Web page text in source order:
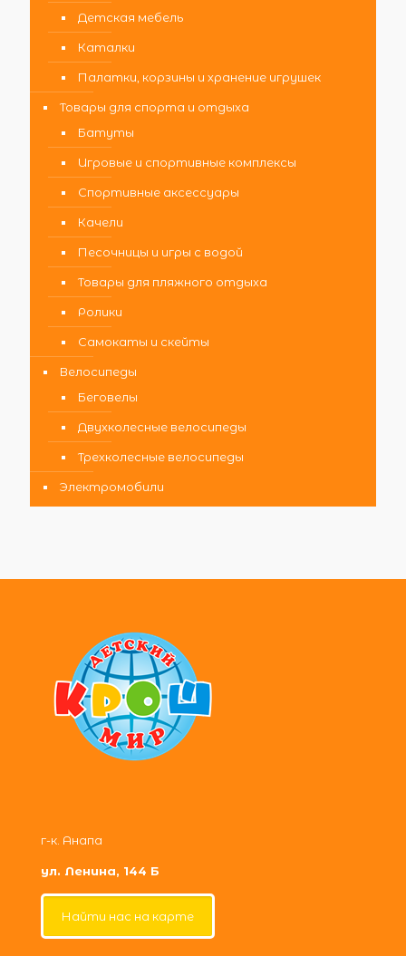
Детская мебель
Каталки
Палатки, корзины и хранение игрушек
Товары для спорта и отдыха
Батуты
Игровые и спортивные комплексы
Спортивные аксессуары
Качели
Песочницы и игры с водой
Товары для пляжного отдыха
Ролики
Самокаты и скейты
Велосипеды
Беговелы
Двухколесные велосипеды
Трехколесные велосипеды
Электромобили
г-к. Анапа
ул. Ленина, 144 Б
Найти нас на карте